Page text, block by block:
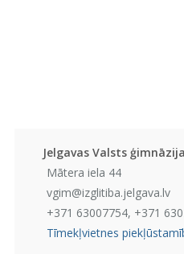
Jelgavas Valsts ģimnāzija
Mātera iela 44
vgim@izglitiba.jelgava.lv
+371 63007754, +371
Tīmekļvietnes